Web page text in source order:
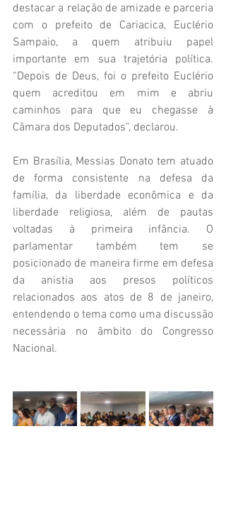
destacar a relação de amizade e parceria
com o prefeito de Cariacica, Euclério
Sampaio, a quem atribuiu papel
importante em sua trajetória política.
“Depois de Deus, foi o prefeito Euclério
quem acreditou em mim e abriu
caminhos para que eu chegasse à
Câmara dos Deputados”, declarou.
Em Brasília, Messias Donato tem atuado
de forma consistente na defesa da
família, da liberdade econômica e da
liberdade religiosa, além de pautas
voltadas à primeira infância. O
parlamentar também tem se
posicionado de maneira firme em defesa
da anistia aos presos políticos
relacionados aos atos de 8 de janeiro,
entendendo o tema como uma discussão
necessária no âmbito do Congresso
Nacional.